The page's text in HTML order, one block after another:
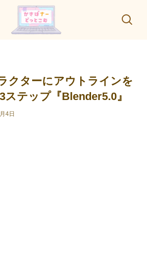
クターにアウトラインを
ステップ『Blender5.0』
4日